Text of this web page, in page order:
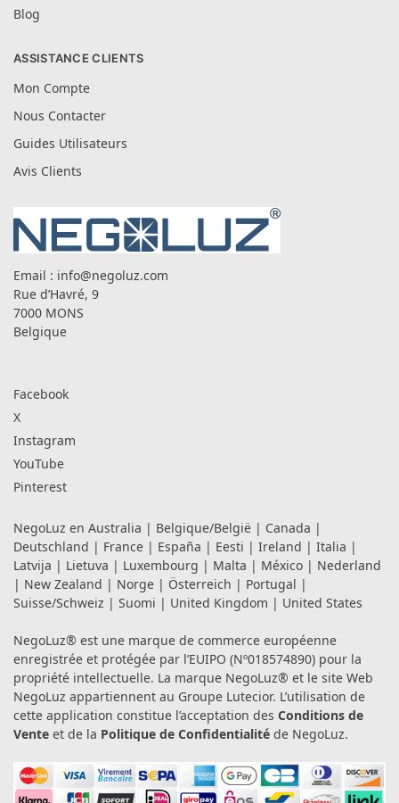
Blog
ASSISTANCE CLIENTS
Mon Compte
Nous Contacter
Guides Utilisateurs
Avis Clients
Email : info@negoluz.com
Rue d’Havré, 9
7000 MONS
Belgique
Facebook
X
Instagram
YouTube
Pinterest
NegoLuz en Australia | Belgique/België | Canada |
Deutschland | France | España | Eesti | Ireland | Italia |
Latvija | Lietuva | Luxembourg | Malta | México | Nederland
| New Zealand | Norge | Österreich | Portugal |
Suisse/Schweiz | Suomi | United Kingdom | United States
NegoLuz® est une marque de commerce européenne
enregistrée et protégée par l’EUIPO (Nº018574890) pour la
propriété intellectuelle. La marque NegoLuz® et le site Web
NegoLuz appartiennent au Groupe Lutecior. L’utilisation de
cette application constitue l’acceptation des Conditions de
Vente et de la Politique de Confidentialité de NegoLuz.